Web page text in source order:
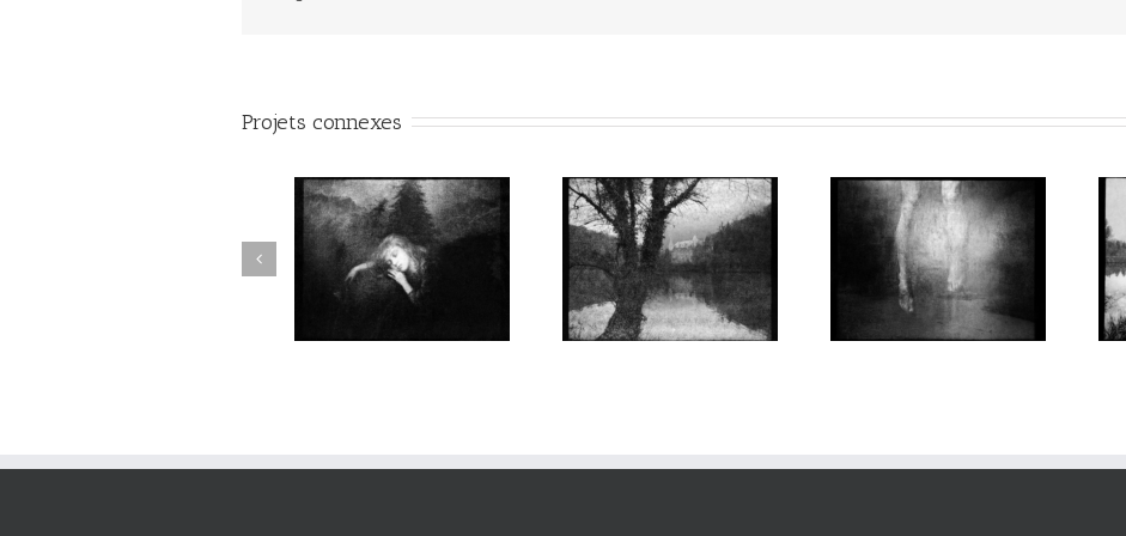
Projets connexes
Aux Abords des Rivages Aux Abords des Rivages Aux Abords des Rivages Aux Abords des Rivages